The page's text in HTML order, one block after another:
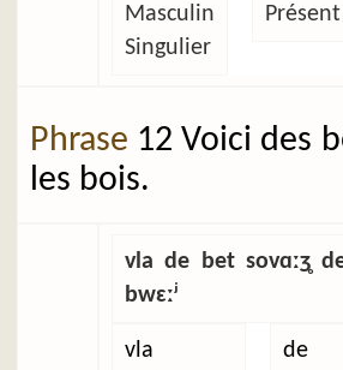
Masculin
Singulier
Présent
Phrase 12 Voici des
les bois.
vla de bet sovɑːʒ̥
bwɛːʲ
vla
de